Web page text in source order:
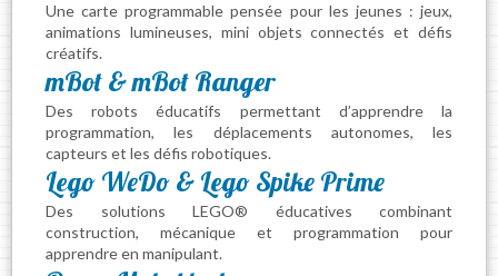
Une carte programmable pensée pour les jeunes : jeux,
animations lumineuses, mini objets connectés et défis
créatifs.
mBot & mBot Ranger
Des robots éducatifs permettant d’apprendre la
programmation, les déplacements autonomes, les
capteurs et les défis robotiques.
Lego WeDo & Lego Spike Prime
Des solutions LEGO® éducatives combinant
construction, mécanique et programmation pour
apprendre en manipulant.